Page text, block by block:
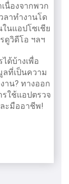
นื่องจากพวก
ลาทำงานโด
นแอปโซเชีย
ดูวิดีโอ ฯลฯ
ด้บ้างเพื่อ
ที่เป็นความ
าน? ทางออก
ใช้แอปตรวจ
ะมืออาชีพ!